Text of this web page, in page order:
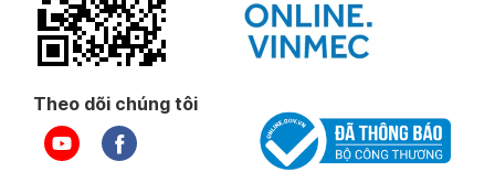
Theo dõi chúng tôi